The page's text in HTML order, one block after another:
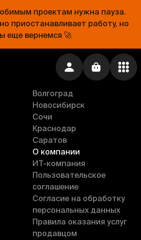
проектам нужна пауза.
приостанавливает работу, но
еще вернемся 🚀
Нижний Новгород
Самара
Рязань
Ростов-на-Дону
Воронеж
Волгоград
Новосибирск
Сочи
Краснодар
Саратов
О компании
ИT-компания
Пользовательское
соглашение
Согласие на обработку
персональных данных
Правила оказания услуг
продавцом